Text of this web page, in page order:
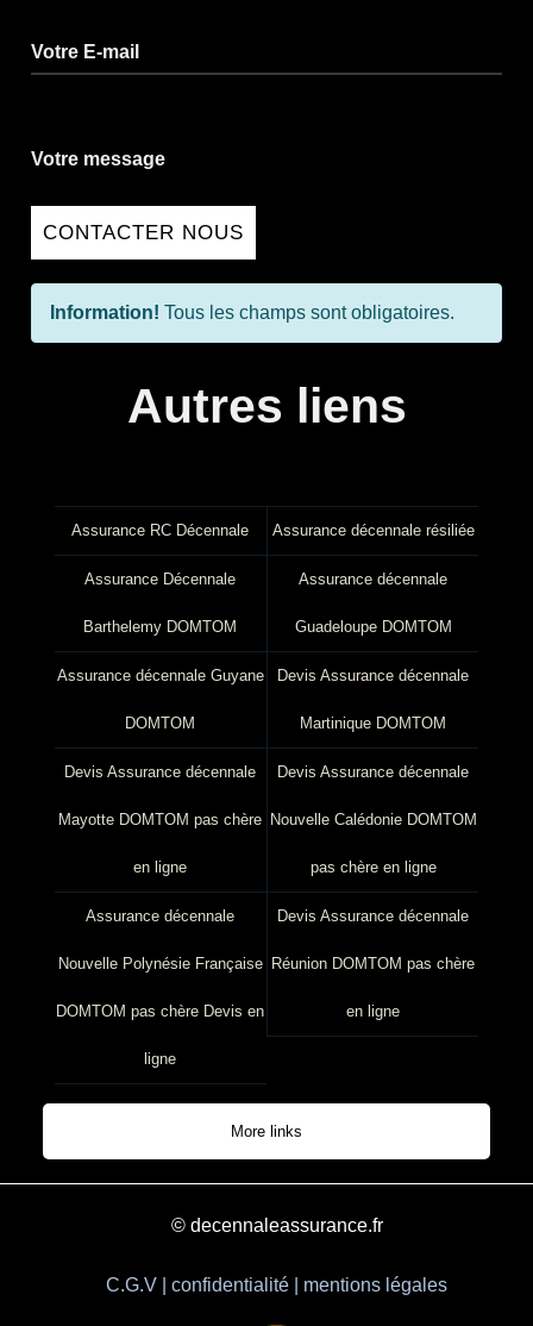
Votre E-mail
Votre message
CONTACTER NOUS
Information! Tous les champs sont obligatoires.
Autres liens
Assurance RC Décennale Assurance décennale résiliée
Assurance Décennale
Barthelemy DOMTOM
Assurance décennale
Guadeloupe DOMTOM
Assurance décennale Guyane
DOMTOM
Devis Assurance décennale
Martinique DOMTOM
Devis Assurance décennale
Mayotte DOMTOM pas chère
en ligne
Devis Assurance décennale
Nouvelle Calédonie DOMTOM
pas chère en ligne
Assurance décennale
Nouvelle Polynésie Française
DOMTOM pas chère Devis en
ligne
Devis Assurance décennale
Réunion DOMTOM pas chère
en ligne
More links
© decennaleassurance.fr
C.G.V | confidentialité | mentions légales